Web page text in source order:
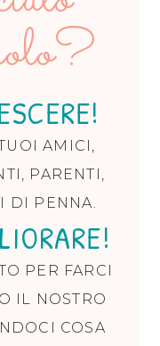
AMICI,
PARENTI,
DI PENNA.
PER FARCI
IL NOSTRO
COSA